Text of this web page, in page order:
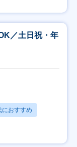
／土日祝・年
におすすめ